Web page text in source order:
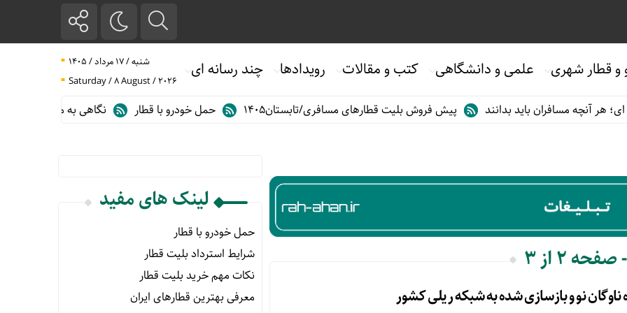
و قطار شهری علمی و دانشگاهی کتب و مقالات رویدادها چند رسانه ای
شنبه / ۱۷ مرداد / ۱۴۰۵
Saturday / 8 August / 2026
آنچه مسافران باید بدانند پیش فروش بلیت قطارهای مسافری/تابستان۱۴۰۵ حمل خودرو با قطار نگاهی به مهم ترین آمارهای حمل
2 از 3
لینک های مفید
حمل خودرو با قطار
شرایط استرداد بلیت قطار
نکات مهم خرید بلیت قطار
معرفی بهترین قطارهای ایران